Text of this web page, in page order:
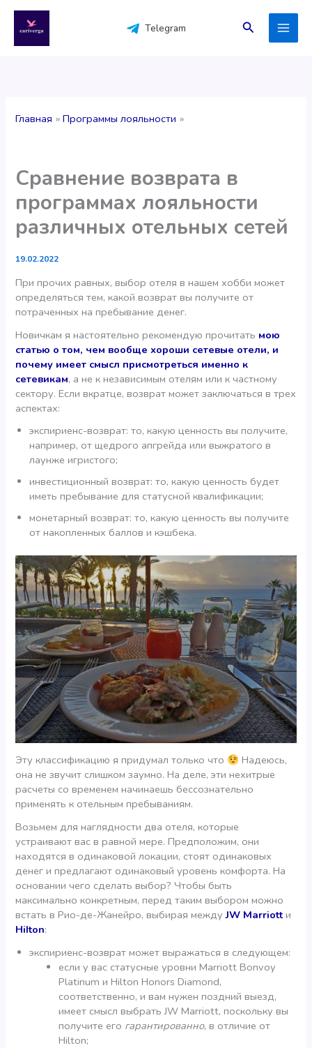
содержимому
Telegram Поиск
Главная Программы лояльности
Сравнение возврата в
программах лояльности
различных отельных сетей
19.02.2022
При прочих равных, выбор отеля в нашем хобби может
определяться тем, какой возврат вы получите от
потраченных на пребывание денег.
Новичкам я настоятельно рекомендую прочитать мою
статью о том, чем вообще хороши сетевые отели, и
почему имеет смысл присмотреться именно к
сетевикам, а не к независимым отелям или к частному
сектору. Если вкратце, возврат может заключаться в трех
аспектах:
экспириенс-возврат: то, какую ценность вы получите,
например, от щедрого апгрейда или выжратого в
лаунже игристого;
инвестиционный возврат: то, какую ценность будет
иметь пребывание для статусной квалификации;
монетарный возврат: то, какую ценность вы получите
от накопленных баллов и кэшбека.
Эту классификацию я придумал только что
Надеюсь,
она не звучит слишком заумно. На деле, эти нехитрые
расчеты со временем начинаешь бессознательно
применять к отельным пребываниям.
Возьмем для наглядности два отеля, которые
устраивают вас в равной мере. Предположим, они
находятся в одинаковой локации, стоят одинаковых
денег и предлагают одинаковый уровень комфорта. На
основании чего сделать выбор? Чтобы быть
максимально конкретным, перед таким выбором можно
встать в Рио-де-Жанейро, выбирая междуJW Marriottи
HiIton:
экспириенс-возврат может выражаться в следующем:
если у вас статусные уровни Marriott Bonvoy
Platinum и Hilton Honors Diamond,
соответственно, и вам нужен поздний выезд,
имеет смысл выбрать JW Marriott, поскольку вы
получите его гарантированно, в отличие от
Hilton;